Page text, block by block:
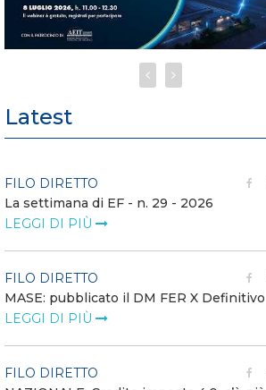
Latest
FILO DIRETTO
La settimana di EF - n. 29 - 2026
LEGGI DI PIÙ
FILO DIRETTO
MASE: pubblicato il DM FER X Definitivo
LEGGI DI PIÙ
FILO DIRETTO